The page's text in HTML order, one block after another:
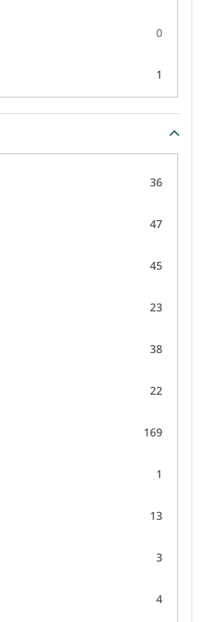
0
1
36
47
45
23
38
22
169
1
13
3
4